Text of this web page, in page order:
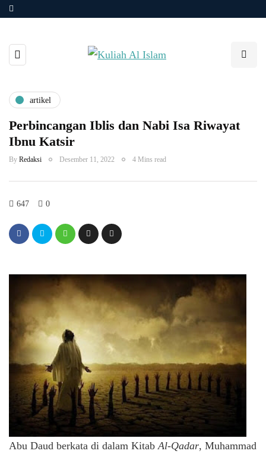
artikel
Perbincangan Iblis dan Nabi Isa Riwayat
Ibnu Katsir
By Redaksi Desember 11, 2022 4 Mins read
647 0
Abu Daud berkata di dalam Kitab Al-Qadar, Muhammad